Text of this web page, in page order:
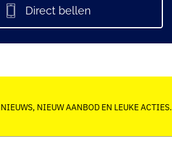
Direct bellen
NIEUW AANBOD EN LEUKE ACTIES.